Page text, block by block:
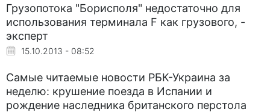
Грузопотока "Борисполя" недостаточно для
использования терминала F как грузового, -
эксперт
15.10.2013 - 08:52
Самые читаемые новости РБК-Украина за
неделю: крушение поезда в Испании и
рождение наследника британского перстола